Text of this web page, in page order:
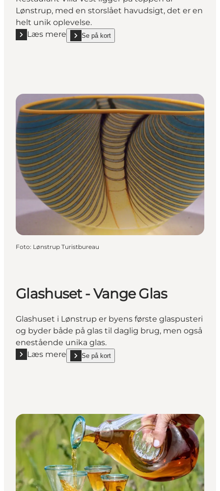
Lønstrup, med en storslået havudsigt, det er en
helt unik oplevelse.
Læs mere
Læs mere "Restaurant Villa Vest"
Se på kort
show Restaurant Villa Vest on_map
Foto: Lønstrup Turistbureau
Glashuset - Vange Glas
Glashuset i Lønstrup er byens første glaspusteri
og byder både på glas til daglig brug, men også
enestående unika glas.
Læs mere
Læs mere "Glashuset - Vange Glas"
Se på kort
show Glashuset - Vange Glas on_map